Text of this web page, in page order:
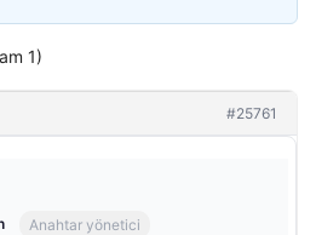
1)
#25761
Anahtar yönetici